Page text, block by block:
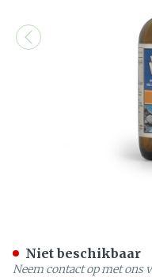
Niet beschikbaar
Neem contact op met ons